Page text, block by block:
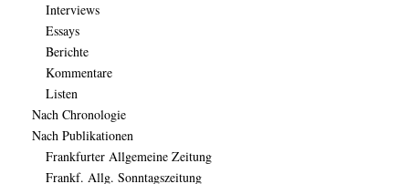
Interviews
Essays
Berichte
Kommentare
Listen
Nach Chronologie
Nach Publikationen
Frankfurter Allgemeine Zeitung
Frankf. Allg. Sonntagszeitung